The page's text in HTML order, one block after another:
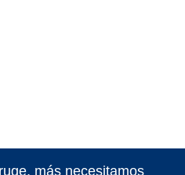
más necesitamos